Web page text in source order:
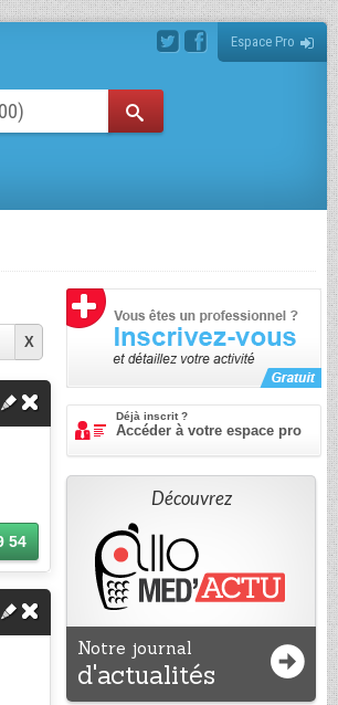
Espace Pro
54
Déjà inscrit ?
Accéder à votre espace pro
Découvrez
Notre journal
d'actualités